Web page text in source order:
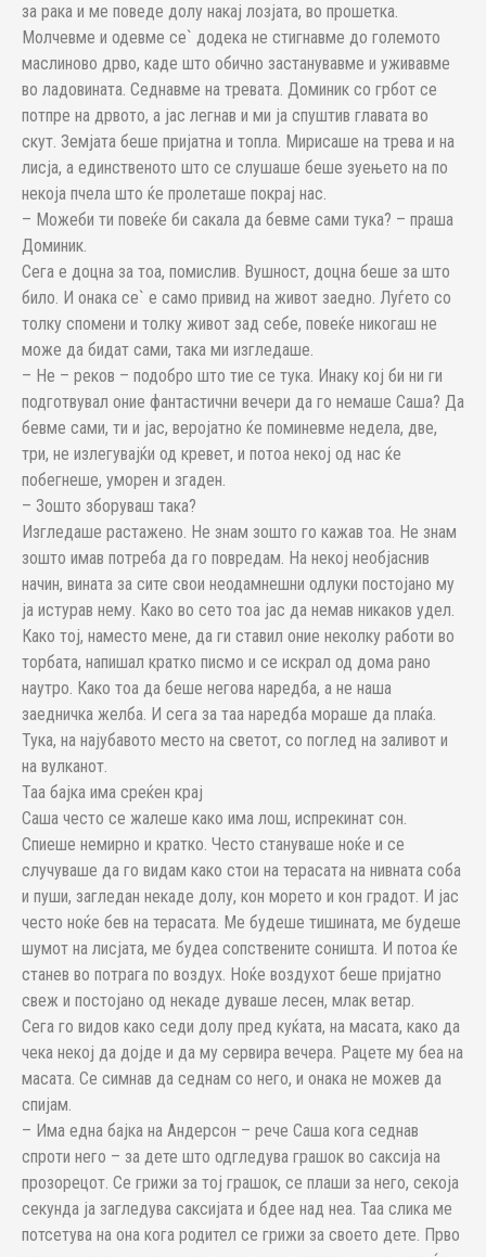
за рака и ме поведе долу накај лозјата, во прошетка.
Молчевме и одевме се` додека не стигнавме до големото
маслиново дрво, каде што обично застанувавме и уживавме
во ладовината. Седнавме на тревата. Доминик со грбот се
потпре на дрвото, а јас легнав и ми ја спуштив главата во
скут. Земјата беше пријатна и топла. Мирисаше на трева и на
лисја, а единственото што се слушаше беше зуењето на по
некоја пчела што ќе пролеташе покрај нас.
– Можеби ти повеќе би сакала да бевме сами тука? – праша
Доминик.
Сега е доцна за тоа, помислив. Вушност, доцна беше за што
било. И онака се` е само привид на живот заедно. Луѓето со
толку спомени и толку живот зад себе, повеќе никогаш не
може да бидат сами, така ми изгледаше.
– Не – реков – подобро што тие се тука. Инаку кој би ни ги
подготвувал оние фантастични вечери да го немаше Саша? Да
бевме сами, ти и јас, веројатно ќе поминевме недела, две,
три, не излегувајќи од кревет, и потоа некој од нас ќе
побегнеше, уморен и згаден.
– Зошто зборуваш така?
Изгледаше растажено. Не знам зошто го кажав тоа. Не знам
зошто имав потреба да го повредам. На некој необјаснив
начин, вината за сите свои неодамнешни одлуки постојано му
ја истурав нему. Како во сето тоа јас да немав никаков удел.
Како тој, наместо мене, да ги ставил оние неколку работи во
торбата, напишал кратко писмо и се искрал од дома рано
наутро. Како тоа да беше негова наредба, а не наша
заедничка желба. И сега за таа наредба мораше да плаќа.
Тука, на најубавото место на светот, со поглед на заливот и
на вулканот.
Таа бајка има среќен крај
Саша често се жалеше како има лош, испрекинат сон.
Спиеше немирно и кратко. Често стануваше ноќе и се
случуваше да го видам како стои на терасата на нивната соба
и пуши, загледан некаде долу, кон морето и кон градот. И јас
често ноќе бев на терасата. Ме будеше тишината, ме будеше
шумот на лисјата, ме будеа сопствените соништа. И потоа ќе
станев во потрага по воздух. Ноќе воздухот беше пријатно
свеж и постојано од некаде дуваше лесен, млак ветар.
Сега го видов како седи долу пред куќата, на масата, како да
чека некој да дојде и да му сервира вечера. Рацете му беа на
масата. Се симнав да седнам со него, и онака не можев да
спијам.
– Има една бајка на Андерсон – рече Саша кога седнав
спроти него – за дете што одгледува грашок во саксија на
прозорецот. Се грижи за тој грашок, се плаши за него, секоја
секунда ја загледува саксијата и бдее над неа. Таа слика ме
потсетува на она кога родител се грижи за своето дете. Прво